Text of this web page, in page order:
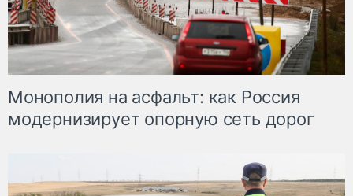
Монополия на асфальт: как Россия
модернизирует опорную сеть дорог